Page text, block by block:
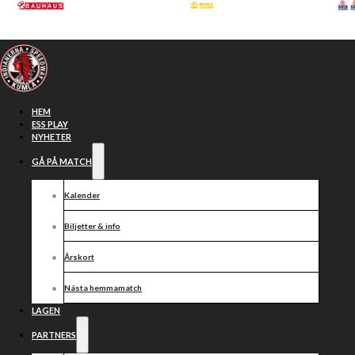
Hoppa till huvudinnehåll
HEM
ESS PLAY
NYHETER
GÅ PÅ MATCH
Kalender
Biljetter & info
Årskort
Nästa hemmamatch
LAGEN
PARTNERS
Seger på ett